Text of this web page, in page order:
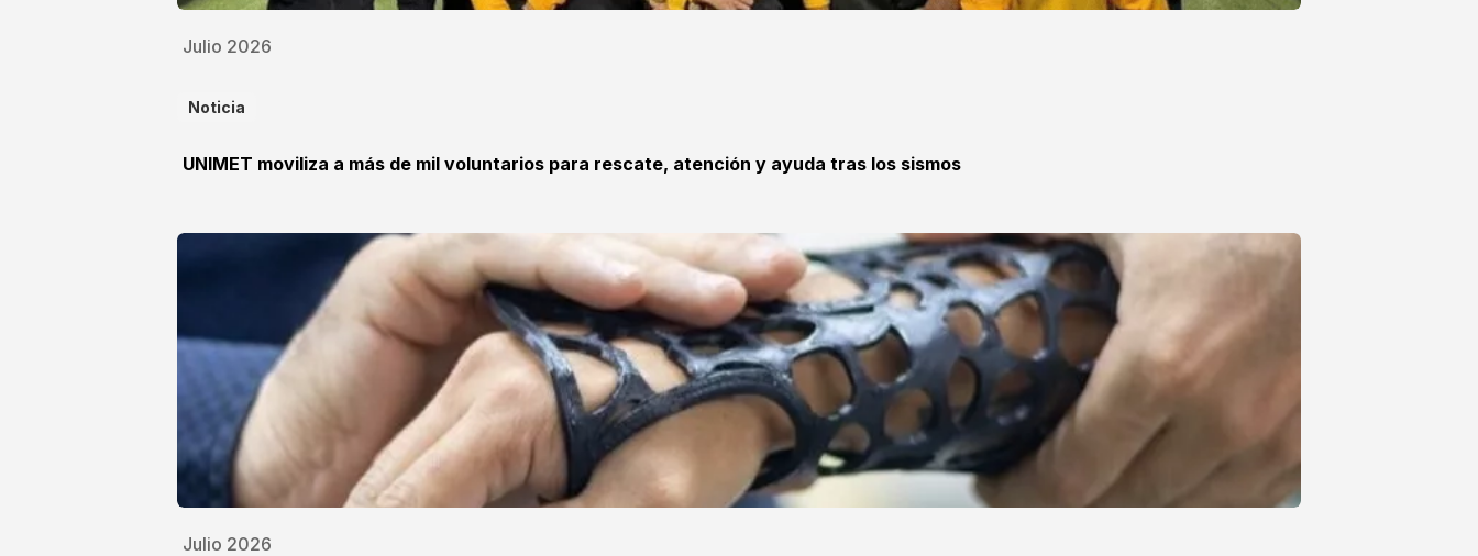
Julio 2026
Noticia
UNIMET moviliza a más de mil voluntarios para rescate, atención y ayuda tras los sismos
Julio 2026